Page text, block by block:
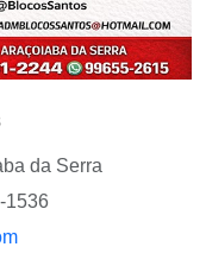
da Serra
1536